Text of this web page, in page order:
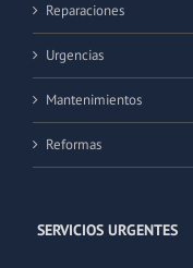
Reparaciones
Urgencias
Mantenimientos
Reformas
SERVICIOS URGENTES